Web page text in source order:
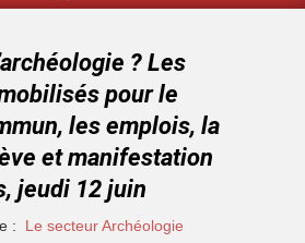
? Les
pour le
les emplois, la
et manifestation
jeudi 12 juin
: Le secteur Archéologie